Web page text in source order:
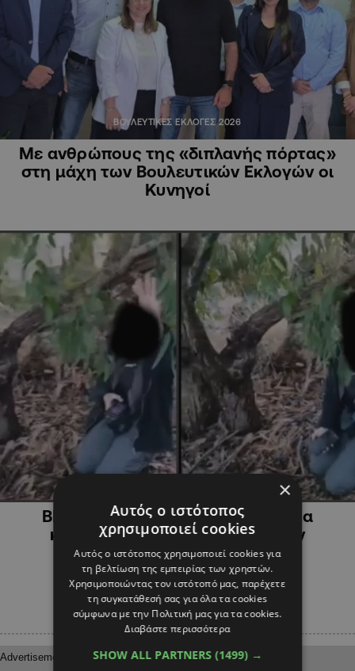
ΒΟΥΛΕΥΤΙΚΕΣ ΕΚΛΟΓΕΣ 2026
Με ανθρώπους της «διπλανής πόρτας»
στη μάχη των Βουλευτικών Εκλογών οι
Κυνηγοί
ΒΙΝΤΕΟ: "Αν την πυροβολούσε, θα
κατηγορούσαμε αδίκως όλο τον
κυνηγόκοσμο"
×
Αυτός ο ιστότοπος
χρησιμοποιεί cookies
Αυτός ο ιστότοπος χρησιμοποιεί cookies για
τη βελτίωση της εμπειρίας των χρηστών.
Χρησιμοποιώντας τον ιστότοπό μας, παρέχετε
τη συγκατάθεσή σας για όλα τα cookies
σύμφωνα με την Πολιτική μας για τα cookies.
Διαβάστε περισσότερα
SHOW ALL PARTNERS (1499) →